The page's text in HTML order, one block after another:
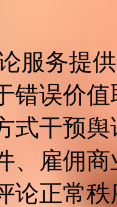
服务提
错误价
式干预
、雇佣
论正常